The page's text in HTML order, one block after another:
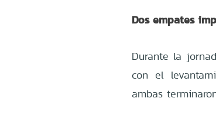
Dos empates
Durante la
con el
ambas